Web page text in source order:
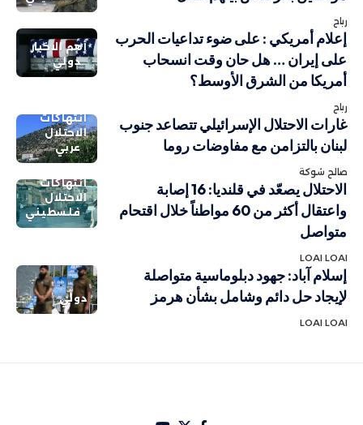
رباح
أهم الاخبار
دولي
إعلام أمريكي : على ضوء تداعيات الحرب
على إيران … هل حان وقت انسحاب
أمريكا من الشرق الأوسط؟
رباح
انتهاكات
الاحتلال
عربي
غارات الاحتلال الإسرائيلي تتصاعد جنوب
لبنان بالتزامن مع مفاوضات روما
صالح شوكة
انتهاكات
الاحتلال
فلسطيني
الاحتلال يصعّد في قلنديا: 16 إصابة
واعتقال أكثر من 60 مواطناً خلال اقتحام
متواصل
LOAI LOAI
دولي
إسلام آباد: جهود دبلوماسية متواصلة
لإيجاد حل دائم وشامل بشأن هرمز
LOAI LOAI